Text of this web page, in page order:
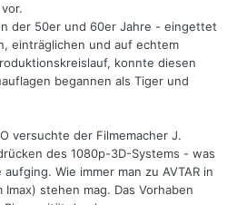
der 50er und 60er Jahre - eingettet
einträglichen und auf echtem
konnte diesen
begannen als Tiger und
versuchte der Filmemacher J.
des 1080p-3D-Systems - was
Wie immer man zu AVTAR in
stehen mag. Das Vorhaben